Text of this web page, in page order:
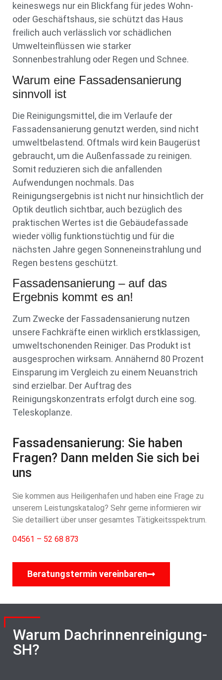
keineswegs nur ein Blickfang für jedes Wohn-
oder Geschäftshaus, sie schützt das Haus
freilich auch verlässlich vor schädlichen
Umwelteinflüssen wie starker
Sonnenbestrahlung oder Regen und Schnee.
Warum eine Fassadensanierung
sinnvoll ist
Die Reinigungsmittel, die im Verlaufe der
Fassadensanierung genutzt werden, sind nicht
umweltbelastend. Oftmals wird kein Baugerüst
gebraucht, um die Außenfassade zu reinigen.
Somit reduzieren sich die anfallenden
Aufwendungen nochmals. Das
Reinigungsergebnis ist nicht nur hinsichtlich der
Optik deutlich sichtbar, auch bezüglich des
praktischen Wertes ist die Gebäudefassade
wieder völlig funktionstüchtig und für die
nächsten Jahre gegen Sonneneinstrahlung und
Regen bestens geschützt.
Fassadensanierung – auf das
Ergebnis kommt es an!
Zum Zwecke der Fassadensanierung nutzen
unsere Fachkräfte einen wirklich erstklassigen,
umweltschonenden Reiniger. Das Produkt ist
ausgesprochen wirksam. Annähernd 80 Prozent
Einsparung im Vergleich zu einem Neuanstrich
sind erzielbar. Der Auftrag des
Reinigungskonzentrats erfolgt durch eine sog.
Teleskoplanze.
Fassadensanierung: Sie haben
Fragen? Dann melden Sie sich bei
uns
Sie kommen aus Heiligenhafen und haben eine Frage zu
unserem Leistungskatalog? Sehr gerne informieren wir
Sie detailliert über unser gesamtes Tätigkeitsspektrum.
04561 – 52 68 873
Beratungstermin vereinbaren
Warum Dachrinnenreinigung-
SH?